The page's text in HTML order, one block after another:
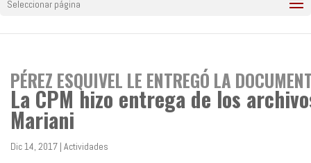
Seleccionar página
PÉREZ ESQUIVEL LE ENTREGÓ LA
La CPM hizo entrega de los
Mariani
Dic 14, 2017 | Actividades